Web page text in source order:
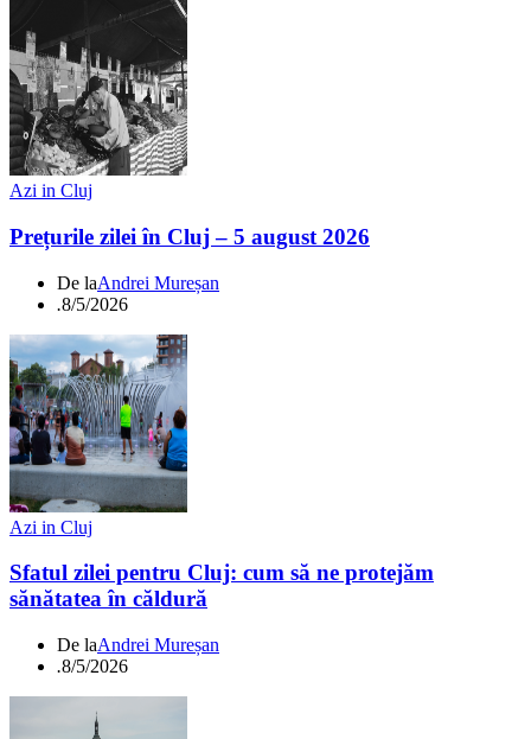
Azi in Cluj
Prețurile zilei în Cluj – 5 august 2026
De laAndrei Mureșan
.8/5/2026
Azi in Cluj
Sfatul zilei pentru Cluj: cum să ne protejăm
sănătatea în căldură
De laAndrei Mureșan
.8/5/2026